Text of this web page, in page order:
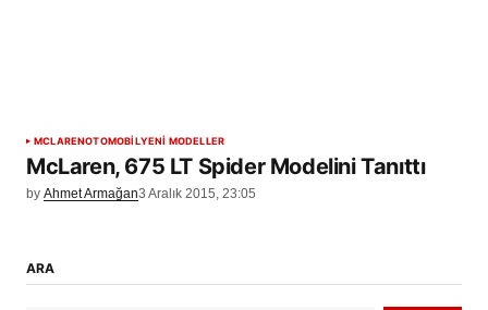
MCLARENOTOMOBİLYENİ MODELLER
McLaren, 675 LT Spider Modelini Tanıttı
by Ahmet Armağan3 Aralık 2015, 23:05
ARA